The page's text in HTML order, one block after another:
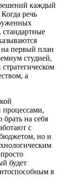
каждый
речь
первый план
студией,
а
на себя
с
но и
будет
в